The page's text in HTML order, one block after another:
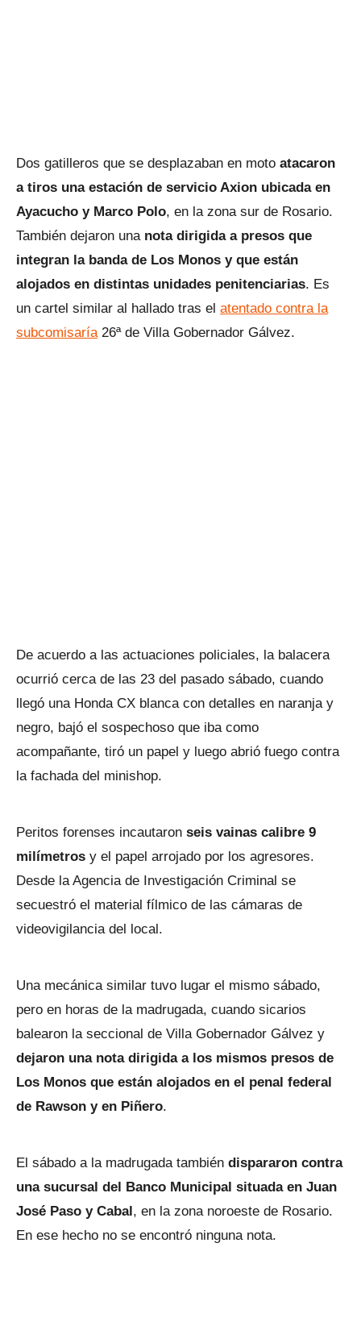
Dos gatilleros que se desplazaban en moto atacaron
a tiros una estación de servicio Axion ubicada en
Ayacucho y Marco Polo, en la zona sur de Rosario.
También dejaron una nota dirigida a presos que
integran la banda de Los Monos y que están
alojados en distintas unidades penitenciarias. Es
un cartel similar al hallado tras el atentado contra la
subcomisaría26ª de Villa Gobernador Gálvez.
De acuerdo a las actuaciones policiales, la balacera
ocurrió cerca de las 23 del pasado sábado, cuando
llegó una Honda CX blanca con detalles en naranja y
negro, bajó el sospechoso que iba como
acompañante, tiró un papel y luego abrió fuego contra
la fachada del minishop.
Peritos forenses incautaron seis vainas calibre 9
milímetros y el papel arrojado por los agresores.
Desde la Agencia de Investigación Criminal se
secuestró el material fílmico de las cámaras de
videovigilancia del local.
Una mecánica similar tuvo lugar el mismo sábado,
pero en horas de la madrugada, cuando sicarios
balearon la seccional de Villa Gobernador Gálvez y
dejaron una nota dirigida a los mismos presos de
Los Monos que están alojados en el penal federal
de Rawson y en Piñero.
El sábado a la madrugada también dispararon contra
una sucursal del Banco Municipal situada en Juan
José Paso y Cabal, en la zona noroeste de Rosario.
En ese hecho no se encontró ninguna nota.